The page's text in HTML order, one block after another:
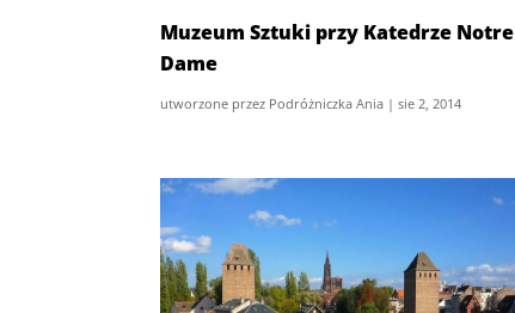
Muzeum Sztuki przy Katedrze Notre
Dame
utworzone przez Podróżniczka Ania |sie 2, 2014